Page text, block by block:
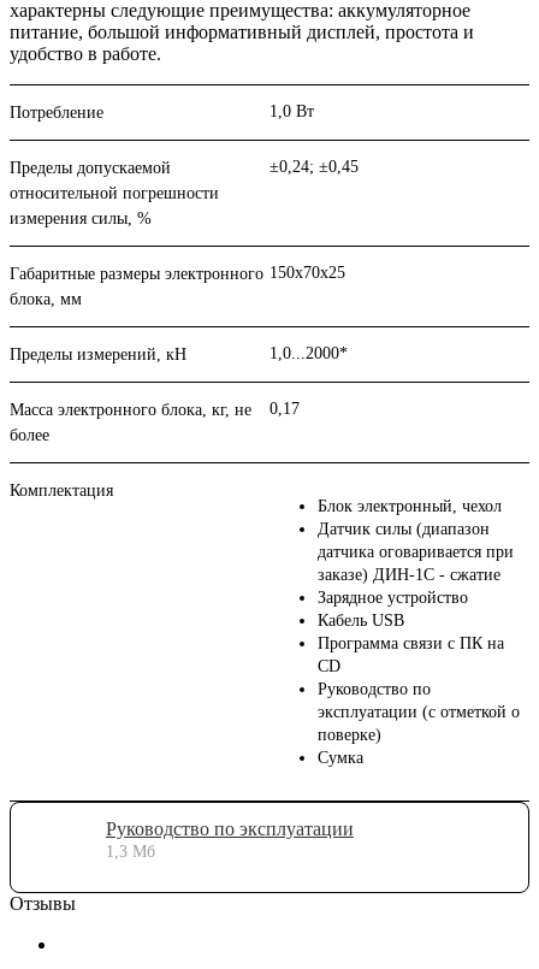
характерны следующие преимущества: аккумуляторное
питание, большой информативный дисплей, простота и
удобство в работе.
Потребление 1,0 Вт
Пределы допускаемой
относительной погрешности
измерения силы, %
±0,24; ±0,45
Габаритные размеры электронного
блока, мм
150х70х25
Пределы измерений, кН 1,0...2000*
Масса электронного блока, кг, не
более
0,17
Комплектация
Блок электронный, чехол
Датчик силы (диапазон
датчика оговаривается при
заказе) ДИН-1С - сжатие
Зарядное устройство
Кабель USB
Программа связи с ПК на
CD
Руководство по
эксплуатации (с отметкой о
поверке)
Сумка
Руководство по эксплуатации
1,3 Мб
Отзывы